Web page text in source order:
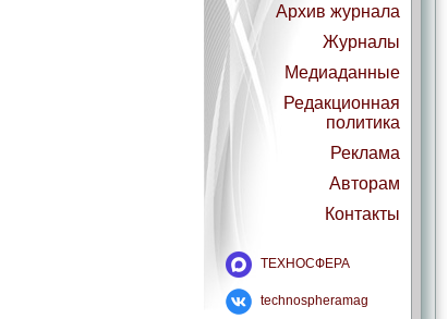
Архив журнала
Журналы
Медиаданные
Редакционная
политика
Реклама
Авторам
Контакты
ТЕХНОСФЕРА
technospheramag